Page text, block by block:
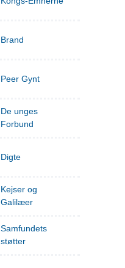
Brand
Peer Gynt
De unges
Forbund
Digte
Kejser og
Galilæer
Samfundets
støtter